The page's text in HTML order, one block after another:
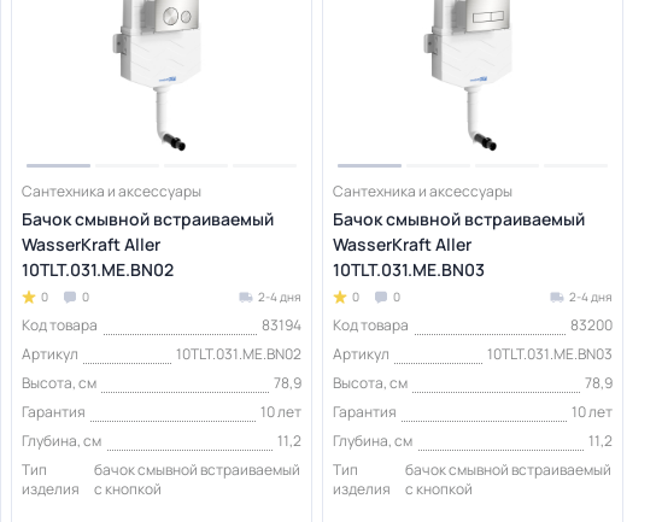
Сантехника и аксессуары
Бачок смывной встраиваемый
WasserKraft Aller
10TLT.031.ME.BN02
0 0 2-4 дня
Код товара
83194
Артикул
10TLT.031.ME.BN02
Высота, см
78,9
Гарантия
10 лет
Глубина, см
11,2
Тип
изделия
бачок смывной встраиваемый
с кнопкой
Сантехника и аксессуары
Бачок смывной встраиваемый
WasserKraft Aller
10TLT.031.ME.BN03
0 0 2-4 дня
Код товара
83200
Артикул
10TLT.031.ME.BN03
Высота, см
78,9
Гарантия
10 лет
Глубина, см
11,2
Тип
изделия
бачок смывной встраиваемый
с кнопкой